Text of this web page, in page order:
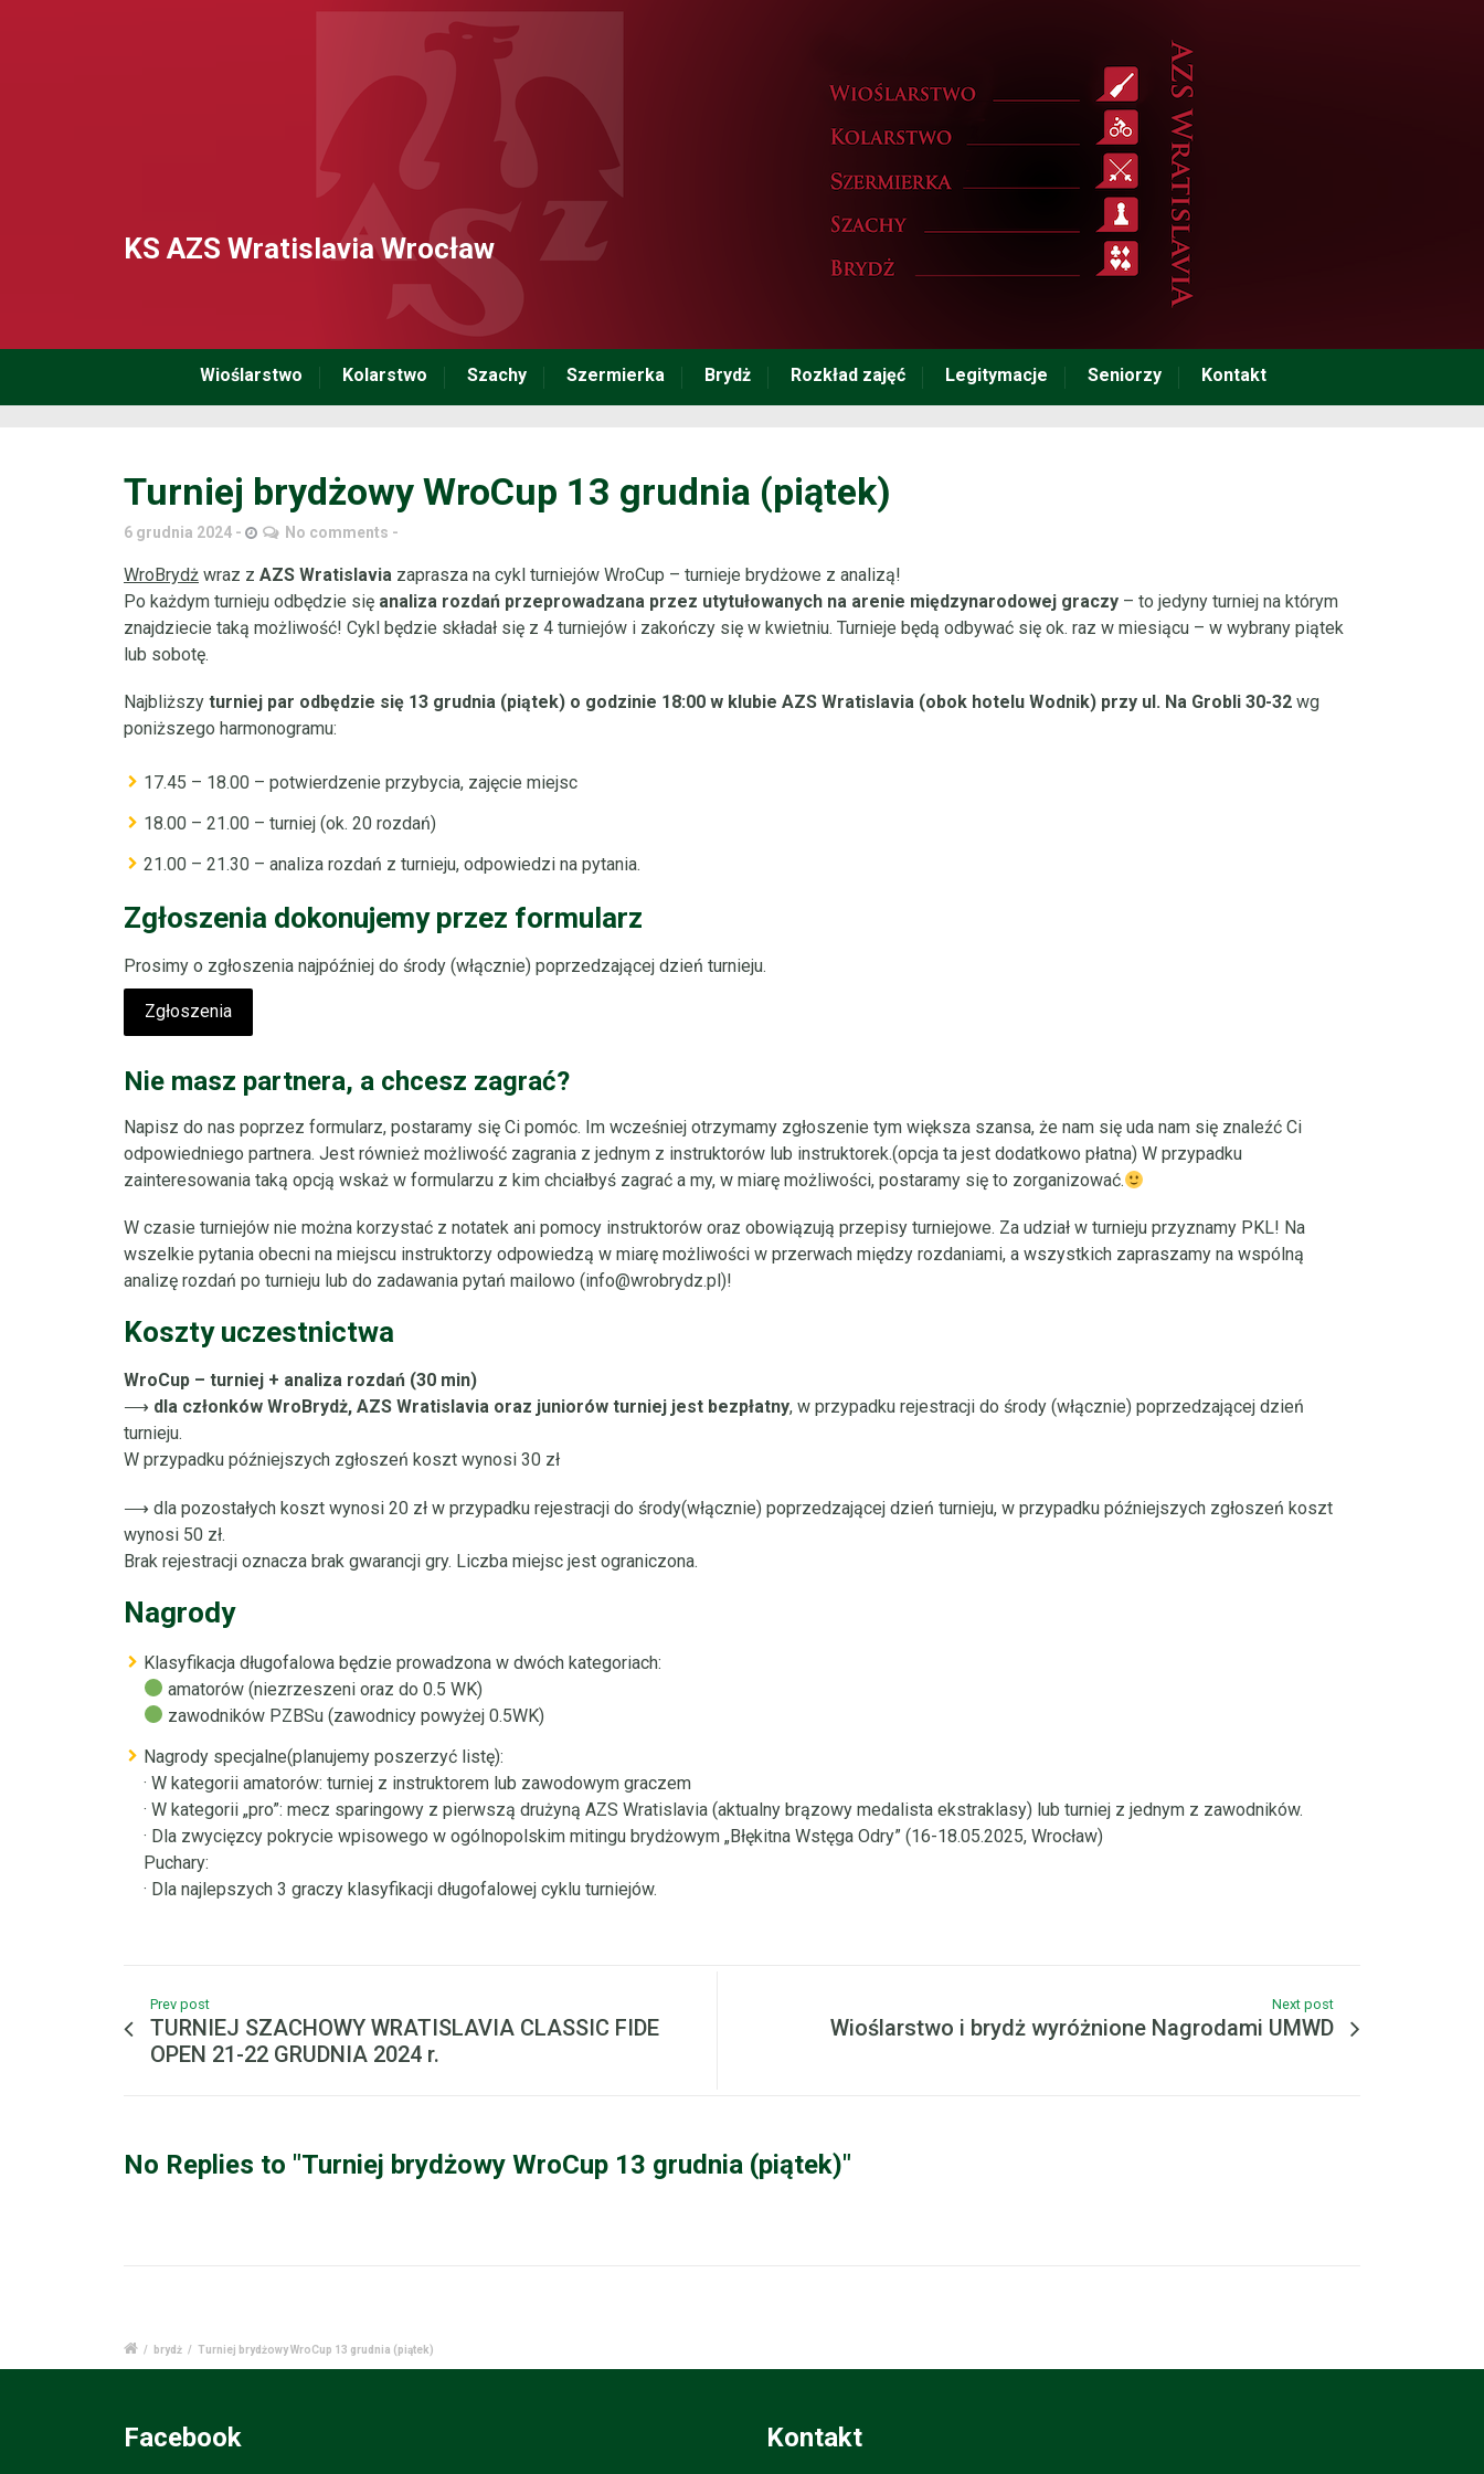
KS AZS Wratislavia Wrocław
Wioślarstwo Kolarstwo Szachy Szermierka Brydż Rozkład zajęć Legitymacje Seniorzy Kontakt
Turniej brydżowy WroCup 13 grudnia (piątek)
6 grudnia 2024 No comments
WroBrydż wraz z AZS Wratislavia zaprasza na cykl turniejów WroCup – turnieje brydżowe z analizą!
Po każdym turnieju odbędzie się analiza rozdań przeprowadzana przez utytułowanych na arenie międzynarodowej graczy – to jedyny turniej na którym
znajdziecie taką możliwość! Cykl będzie składał się z 4 turniejów i zakończy się w kwietniu. Turnieje będą odbywać się ok. raz w miesiącu – w wybrany piątek
lub sobotę.
Najbliższy turniej par odbędzie się 13 grudnia (piątek) o godzinie 18:00 w klubie AZS Wratislavia (obok hotelu Wodnik) przy ul. Na Grobli 30-32 wg
poniższego harmonogramu:
17.45 – 18.00 – potwierdzenie przybycia, zajęcie miejsc
18.00 – 21.00 – turniej (ok. 20 rozdań)
21.00 – 21.30 – analiza rozdań z turnieju, odpowiedzi na pytania.
Zgłoszenia dokonujemy przez formularz
Prosimy o zgłoszenia najpóźniej do środy (włącznie) poprzedzającej dzień turnieju.
Zgłoszenia
Nie masz partnera, a chcesz zagrać?
Napisz do nas poprzez formularz, postaramy się Ci pomóc. Im wcześniej otrzymamy zgłoszenie tym większa szansa, że nam się uda nam się znaleźć Ci
odpowiedniego partnera. Jest również możliwość zagrania z jednym z instruktorów lub instruktorek.(opcja ta jest dodatkowo płatna) W przypadku
zainteresowania taką opcją wskaż w formularzu z kim chciałbyś zagrać a my, w miarę możliwości, postaramy się to zorganizować.
W czasie turniejów nie można korzystać z notatek ani pomocy instruktorów oraz obowiązują przepisy turniejowe. Za udział w turnieju przyznamy PKL! Na
wszelkie pytania obecni na miejscu instruktorzy odpowiedzą w miarę możliwości w przerwach między rozdaniami, a wszystkich zapraszamy na wspólną
analizę rozdań po turnieju lub do zadawania pytań mailowo (info@wrobrydz.pl)!
Koszty uczestnictwa
WroCup – turniej + analiza rozdań (30 min)
⟶ dla członków WroBrydż, AZS Wratislavia oraz juniorów turniej jest bezpłatny, w przypadku rejestracji do środy (włącznie) poprzedzającej dzień
turnieju.
W przypadku późniejszych zgłoszeń koszt wynosi 30 zł
⟶ dla pozostałych koszt wynosi 20 zł w przypadku rejestracji do środy(włącznie) poprzedzającej dzień turnieju, w przypadku późniejszych zgłoszeń koszt
wynosi 50 zł.
Brak rejestracji oznacza brak gwarancji gry. Liczba miejsc jest ograniczona.
Nagrody
Klasyfikacja długofalowa będzie prowadzona w dwóch kategoriach:
amatorów (niezrzeszeni oraz do 0.5 WK)
zawodników PZBSu (zawodnicy powyżej 0.5WK)
Nagrody specjalne(planujemy poszerzyć listę):
· W kategorii amatorów: turniej z instruktorem lub zawodowym graczem
· W kategorii „pro”: mecz sparingowy z pierwszą drużyną AZS Wratislavia (aktualny brązowy medalista ekstraklasy) lub turniej z jednym z zawodników.
· Dla zwycięzcy pokrycie wpisowego w ogólnopolskim mitingu brydżowym „Błękitna Wstęga Odry” (16-18.05.2025, Wrocław)
Puchary:
· Dla najlepszych 3 graczy klasyfikacji długofalowej cyklu turniejów.
Prev post
TURNIEJ SZACHOWY WRATISLAVIA CLASSIC FIDE
OPEN 21-22 GRUDNIA 2024 r.
Next post
Wioślarstwo i brydż wyróżnione Nagrodami UMWD
No Replies to "Turniej brydżowy WroCup 13 grudnia (piątek)"
/ brydż / Turniej brydżowy WroCup 13 grudnia (piątek)
Facebook Kontakt